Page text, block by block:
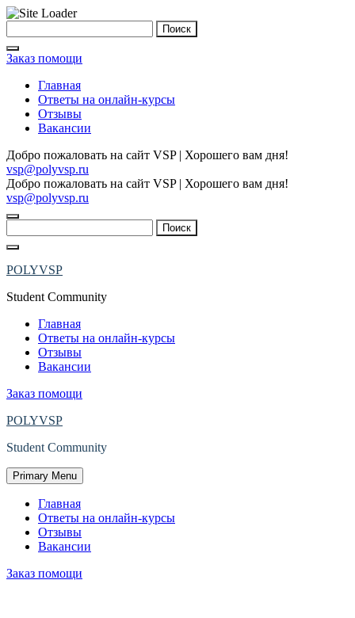
to
content
Заказ помощи
Главная
Ответы на онлайн-курсы
Отзывы
Вакансии
Добро пожаловать на сайт VSP | Хорошего вам дня!
vsp@polyvsp.ru
Добро пожаловать на сайт VSP | Хорошего вам дня!
vsp@polyvsp.ru
POLYVSP
Student Community
Главная
Ответы на онлайн-курсы
Отзывы
Вакансии
Заказ помощи
POLYVSP
Student Community
Primary Menu
Главная
Ответы на онлайн-курсы
Отзывы
Вакансии
Заказ помощи